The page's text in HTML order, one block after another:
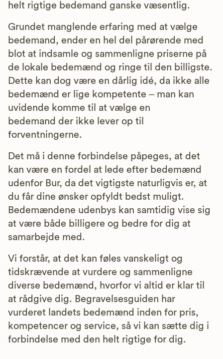
helt rigtige bedemand ganske væsentlig.
Grundet manglende erfaring med at vælge
bedemand, ender en hel del pårørende med
blot at indsamle og sammenligne priserne på
de lokale bedemænd og ringe til den billigste.
Dette kan dog være en dårlig idé, da ikke alle
bedemænd er lige kompetente – man kan
uvidende komme til at vælge en
bedemand der ikke lever op til
forventningerne.
Det må i denne forbindelse påpeges, at det
kan være en fordel at lede efter bedemænd
udenfor Bur, da det vigtigste naturligvis er, at
du får dine ønsker opfyldt bedst muligt.
Bedemændene udenbys kan samtidig vise sig
at være både billigere og bedre for dig at
samarbejde med.
Vi forstår, at det kan føles vanskeligt og
tidskrævende at vurdere og sammenligne
diverse bedemænd, hvorfor vi altid er klar til
at rådgive dig. Begravelsesguiden har
vurderet landets bedemænd inden for pris,
kompetencer og service, så vi kan sætte dig i
forbindelse med den helt rigtige for dig.